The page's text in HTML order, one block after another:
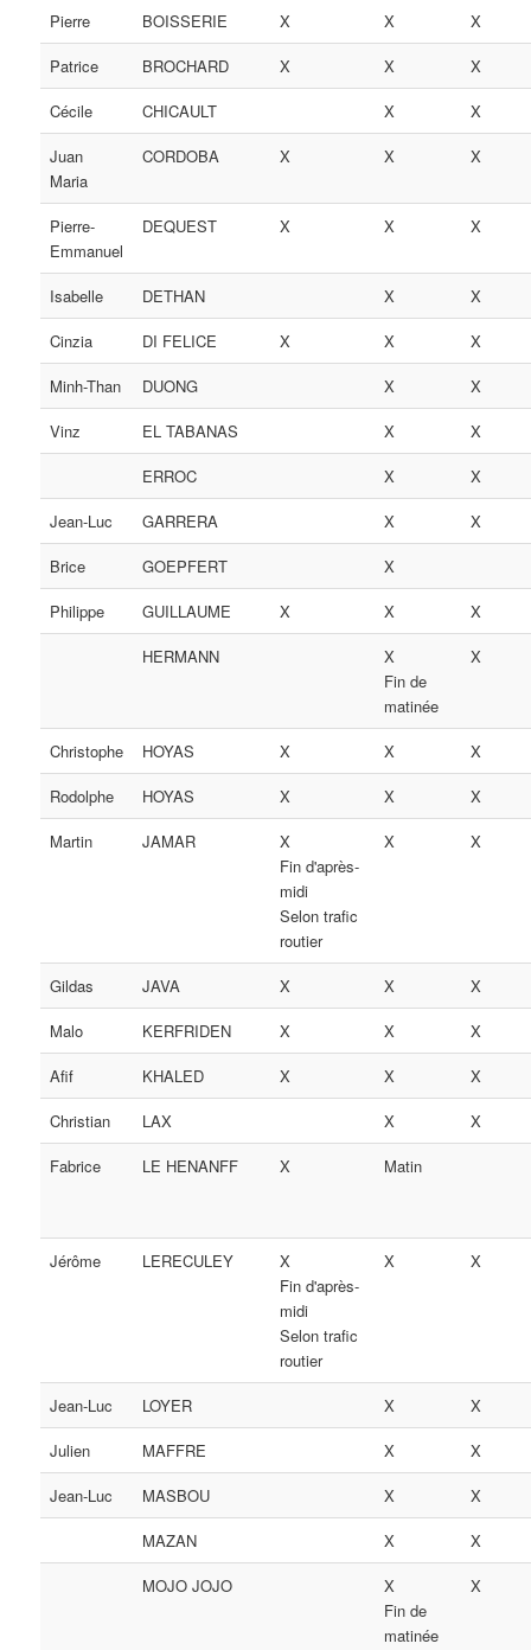
Pierre
BOISSERIE X X
X
Patrice
BROCHARD X X
X
Cécile
CHICAULT X
X
Juan
Maria
CORDOBA X X X
Pierre-
Emmanuel
DEQUEST X X X
Isabelle DETHAN X
X
Cinzia
DI FELICE X X
X
Minh-Than
DUONG X
X
Vinz
EL TABANAS X
X
ERROC
X
X
Jean-Luc
GARRERA X
X
Brice
GOEPFERT
X
Philippe
GUILLAUME X X
X
HERMANN
X
Fin de
matinée
X
Christophe HOYAS X X
X
Rodolphe
HOYAS X X
X
Martin
JAMAR
X
Fin d'après-
midi
Selon trafic
routier
X X
Gildas JAVA X X
X
Malo
KERFRIDEN X X
X
Afif
KHALED X X
X
Christian
LAX X
X
Fabrice
LE HENANFF X Matin
Jérôme LERECULEY
X
Fin d'après-
midi
Selon trafic
routier
X X
Jean-Luc LOYER X
X
Julien
MAFFRE X
X
Jean-Luc
MASBOU X
X
MAZAN
X
X
MOJO JOJO
X
Fin de
matinée
X